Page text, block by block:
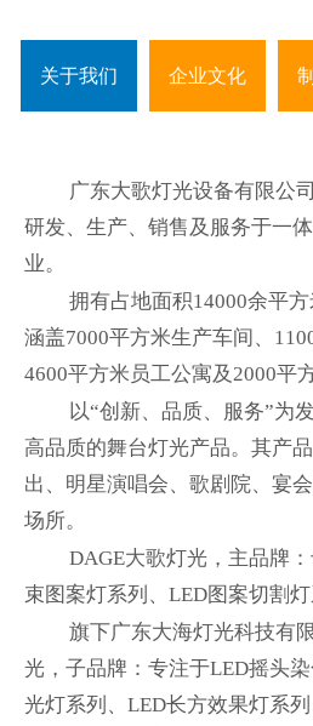
关于我们 企业文化
广东大歌灯光设备有限公
研发、生产、销售及服务于一
业。
拥有占地面积14000余平方
涵盖7000平方米生产车间、
4600平方米员工公寓及2000平
以“创新、品质、服务”为
高品质的舞台灯光产品。其产
出、明星演唱会、歌剧院、宴
场所。
DAGE大歌灯光，主品牌
束图案灯系列、 LED图案切割灯
旗下广东大海灯光科技有
光，子品牌：专注于LED摇头
光灯系列、 LED长方效果灯系列